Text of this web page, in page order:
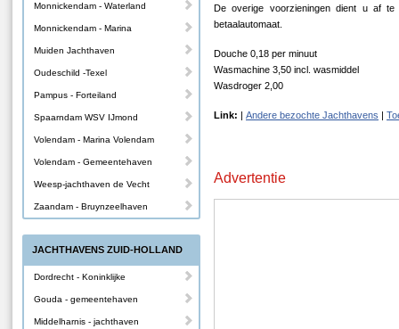
De overige voorzieningen dient u af
betaalautomaat.
Douche 0,18 per minuut
Wasmachine 3,50 incl. wasmiddel
Wasdroger 2,00
Link: | Andere bezochte Jachthavens |
Advertentie
Monnickendam - Waterland
Monnickendam - Marina
Muiden Jachthaven
Oudeschild -Texel
Pampus - Forteiland
Spaarndam WSV IJmond
Volendam - Marina Volendam
Volendam - Gemeentehaven
Weesp-jachthaven de Vecht
Zaandam - Bruynzeelhaven
JACHTHAVENS ZUID-HOLLAND
Dordrecht - Koninklijke
Gouda - gemeentehaven
Middelharnis - jachthaven